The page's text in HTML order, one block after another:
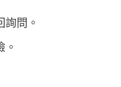
問。